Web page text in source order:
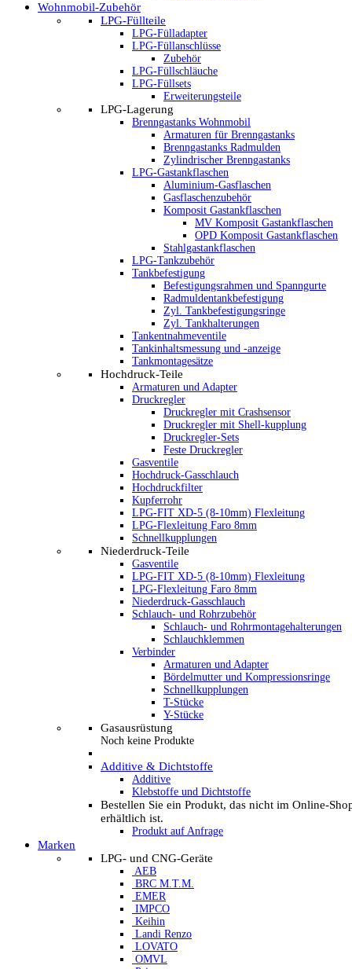
Wohnmobil-Zubehör
LPG-Füllteile
LPG-Fülladapter
LPG-Füllanschlüsse
Zubehör
LPG-Füllschläuche
LPG-Füllsets
Erweiterungsteile
LPG-Lagerung
Brenngastanks Wohnmobil
Armaturen für Brenngastanks
Brenngastanks Radmulden
Zylindrischer Brenngastanks
LPG-Gastankflaschen
Aluminium-Gasflaschen
Gasflaschenzubehör
Komposit Gastankflaschen
MV Komposit Gastankflaschen
OPD Komposit Gastankflaschen
Stahlgastankflaschen
LPG-Tankzubehör
Tankbefestigung
Befestigungsrahmen und Spanngurte
Radmuldentankbefestigung
Zyl. Tankbefestigungsringe
Zyl. Tankhalterungen
Tankentnahmeventile
Tankinhaltsmessung und -anzeige
Tankmontagesätze
Hochdruck-Teile
Armaturen und Adapter
Druckregler
Druckregler mit Crashsensor
Druckregler mit Shell-kupplung
Druckregler-Sets
Feste Druckregler
Gasventile
Hochdruck-Gasschlauch
Hochdruckfilter
Kupferrohr
LPG-FIT XD-5 (8-10mm) Flexleitung
LPG-Flexleitung Faro 8mm
Schnellkupplungen
Niederdruck-Teile
Gasventile
LPG-FIT XD-5 (8-10mm) Flexleitung
LPG-Flexleitung Faro 8mm
Niederdruck-Gasschlauch
Schlauch- und Rohrzubehör
Schlauch- und Rohrmontagehalterungen
Schlauchklemmen
Verbinder
Armaturen und Adapter
Bördelmutter und Kompressionsringe
Schnellkupplungen
T-Stücke
Y-Stücke
Gasausrüstung
Noch keine Produkte
Additive & Dichtstoffe
Additive
Klebstoffe und Dichtstoffe
Bestellen Sie ein Produkt, das nicht im Online-
erhältlich ist.
Produkt auf Anfrage
Marken
LPG- und CNG-Geräte
AEB
BRC M.T.M.
EMER
IMPCO
Keihin
Landi Renzo
LOVATO
OMVL